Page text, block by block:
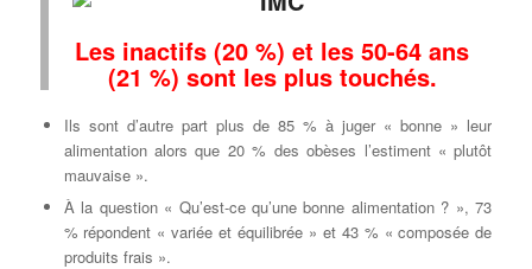
Les inactifs (20 %) et les 50-64 ans
(21 %) sont les plus touchés.
Ils sont d’autre part plus de 85 % à juger « bonne » leur
alimentation alors que 20 % des obèses l’estiment « plutôt
mauvaise ».
À la question « Qu’est-ce qu’une bonne alimentation ? », 73
% répondent « variée et équilibrée » et 43 % « composée de
produits frais ».